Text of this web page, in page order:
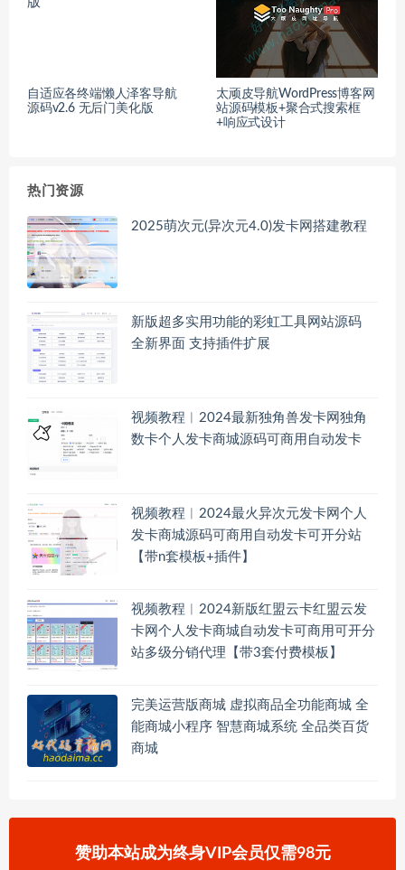
自适应各终端懒人泽客导航
源码v2.6 无后门美化版
太顽皮导航WordPress博客网
站源码模板+聚合式搜索框
+响应式设计
热门资源
2025萌次元(异次元4.0)发卡网搭建教程
新版超多实用功能的彩虹工具网站源码
全新界面 支持插件扩展
视频教程︱2024最新独角兽发卡网独角
数卡个人发卡商城源码可商用自动发卡
视频教程︱2024最火异次元发卡网个人
发卡商城源码可商用自动发卡可开分站
【带n套模板+插件】
视频教程︱2024新版红盟云卡红盟云发
卡网个人发卡商城自动发卡可商用可开分
站多级分销代理【带3套付费模板】
完美运营版商城 虚拟商品全功能商城 全
能商城小程序 智慧商城系统 全品类百货
商城
赞助本站成为终身VIP会员仅需98元